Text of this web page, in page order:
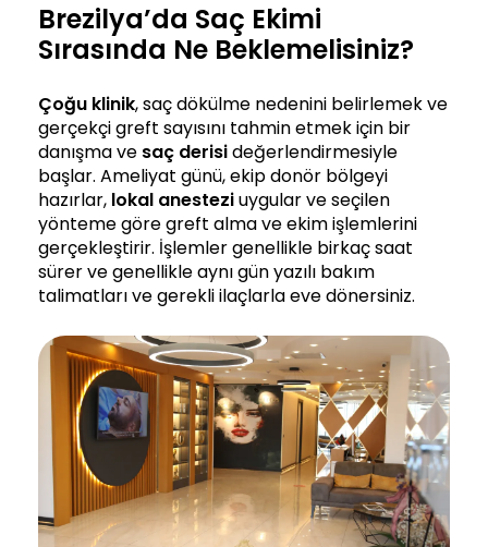
Brezilya’da Saç Ekimi
Sırasında Ne Beklemelisiniz?
Çoğu klinik, saç dökülme nedenini belirlemek ve
gerçekçi greft sayısını tahmin etmek için bir
danışma ve saç derisideğerlendirmesiyle
başlar. Ameliyat günü, ekip donör bölgeyi
hazırlar, lokal anesteziuygular ve seçilen
yönteme göre greft alma ve ekim işlemlerini
gerçekleştirir. İşlemler genellikle birkaç saat
sürer ve genellikle aynı gün yazılı bakım
talimatları ve gerekli ilaçlarla eve dönersiniz.